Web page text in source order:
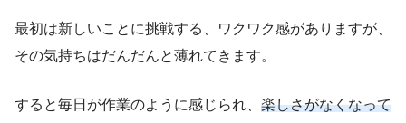
最初は新しいことに挑戦する、ワクワク感がありますが、
その気持ちはだんだんと薄れてきます。
すると毎日が作業のように感じられ、 楽しさがなくなって